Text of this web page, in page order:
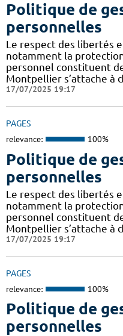
Politique de
personnelles
Le respect des libertés
notamment la
personnel constituent
Montpellier s’attache à
17/07/2025 19:17
PAGES
relevance: 100%
Politique de
personnelles
Le respect des libertés
notamment la
personnel constituent
Montpellier s’attache à
17/07/2025 19:17
PAGES
relevance: 100%
Politique de
personnelles